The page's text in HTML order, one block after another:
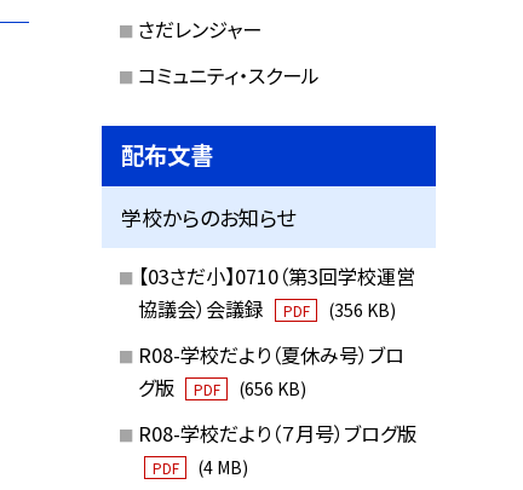
さだレンジャー
コミュニティ・スクール
配布文書
学校からのお知らせ
【03さだ小】0710（第3回学校運営
協議会）会議録
PDF (356 KB)
R08-学校だより（夏休み号）ブロ
グ版
PDF (656 KB)
R08-学校だより（７月号）ブログ版
PDF (4 MB)